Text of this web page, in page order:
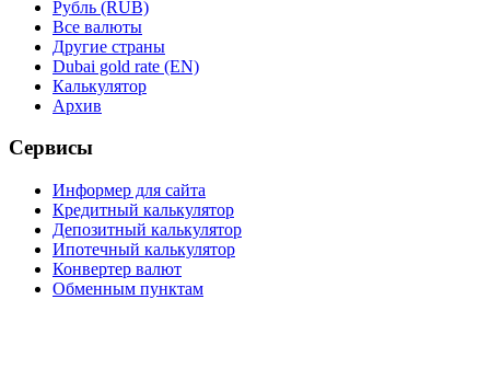
Рубль (RUB)
Все валюты
Другие страны
Dubai gold rate (EN)
Калькулятор
Архив
Сервисы
Информер для сайта
Кредитный калькулятор
Депозитный калькулятор
Ипотечный калькулятор
Конвертер валют
Обменным пунктам